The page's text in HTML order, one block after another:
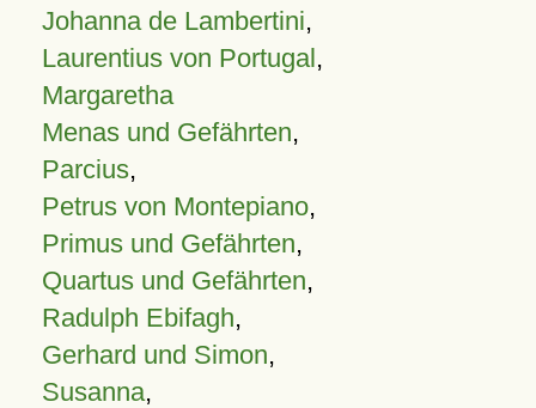
Johanna de Lambertini,
Laurentius von Portugal,
Margaretha
Menas und Gefährten,
Parcius,
Petrus von Montepiano,
Primus und Gefährten,
Quartus und Gefährten,
Radulph Ebifagh,
Gerhard und Simon,
Susanna,